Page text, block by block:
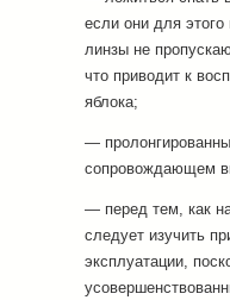
если они для
линзы не
что приводит к
яблока;
—
сопровождающем
— перед тем, как
следует изучить
эксплуатации,